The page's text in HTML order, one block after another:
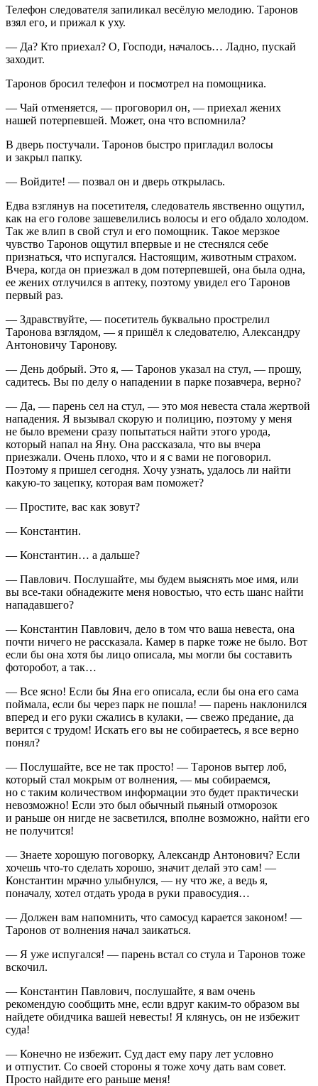
Телефон следователя запиликал весёлую мелодию. Таронов
взял его, и прижал к уху.
— Да? Кто приехал? О, Господи, началось… Ладно, пускай
заходит.
Таронов бросил телефон и посмотрел на помощника.
— Чай отменяется, — проговорил он, — приехал жених
нашей потерпевшей. Может, она что вспомнила?
В дверь постучали. Таронов быстро пригладил волосы
и закрыл папку.
— Войдите! — позвал он и дверь открылась.
Едва взглянув на посетителя, следователь явственно ощутил,
как на его голове зашевелились волосы и его обдало холодом.
Так же влип в свой стул и его помощник. Такое мерзкое
чувство Таронов ощутил впервые и не стеснялся себе
признаться, что испугался. Настоящим, животным страхом.
Вчера, когда он приезжал в дом потерпевшей, она была одна,
ее жених отлучился в аптеку, поэтому увидел его Таронов
первый раз.
— Здравствуйте, — посетитель буквально прострелил
Таронова взглядом, — я пришёл к следователю, Александру
Антоновичу Таронову.
— День добрый. Это я, — Таронов указал на стул, — прошу,
садитесь. Вы по делу о нападении в парке позавчера, верно?
— Да, — парень сел на стул, — это моя невеста стала жертвой
нападения. Я вызывал скорую и полицию, поэтому у меня
не было времени сразу попытаться найти этого урода,
который напал на Яну. Она рассказала, что вы вчера
приезжали. Очень плохо, что и я с вами не поговорил.
Поэтому я пришел сегодня. Хочу узнать, удалось ли найти
какую-то зацепку, которая вам поможет?
— Простите, вас как зовут?
— Константин.
— Константин… а дальше?
— Павлович. Послушайте, мы будем выяснять мое имя, или
вы все-таки обнадежите меня новостью, что есть шанс найти
нападавшего?
— Константин Павлович, дело в том что ваша невеста, она
почти ничего не рассказала. Камер в парке тоже не было. Вот
если бы она хотя бы лицо описала, мы могли бы составить
фоторобот, а так…
— Все ясно! Если бы Яна его описала, если бы она его сама
поймала, если бы через парк не пошла! — парень наклонился
вперед и его руки сжались в кулаки, — свежо предание, да
верится с трудом! Искать его вы не собираетесь, я все верно
понял?
— Послушайте, все не так просто! — Таронов вытер лоб,
который стал мокрым от волнения, — мы собираемся,
но с таким количеством информации это будет практически
невозможно! Если это был обычный пьяный отморозок
и раньше он нигде не засветился, вполне возможно, найти его
не получится!
— Знаете хорошую поговорку, Александр Антонович? Если
хочешь что-то сделать хорошо, значит делай это сам! —
Константин мрачно улыбнулся, — ну что же, а ведь я,
поначалу, хотел отдать урода в руки правосудия…
— Должен вам напомнить, что самосуд карается законом! —
Таронов от волнения начал заикаться.
— Я уже испугался! — парень встал со стула и Таронов тоже
вскочил.
— Константин Павлович, послушайте, я вам очень
рекомендую сообщить мне, если вдруг каким-то образом вы
найдете обидчика вашей невесты! Я клянусь, он не избежит
суда!
— Конечно не избежит. Суд даст ему пару лет условно
и отпустит. Со своей стороны я тоже хочу дать вам совет.
Просто найдите его раньше меня!